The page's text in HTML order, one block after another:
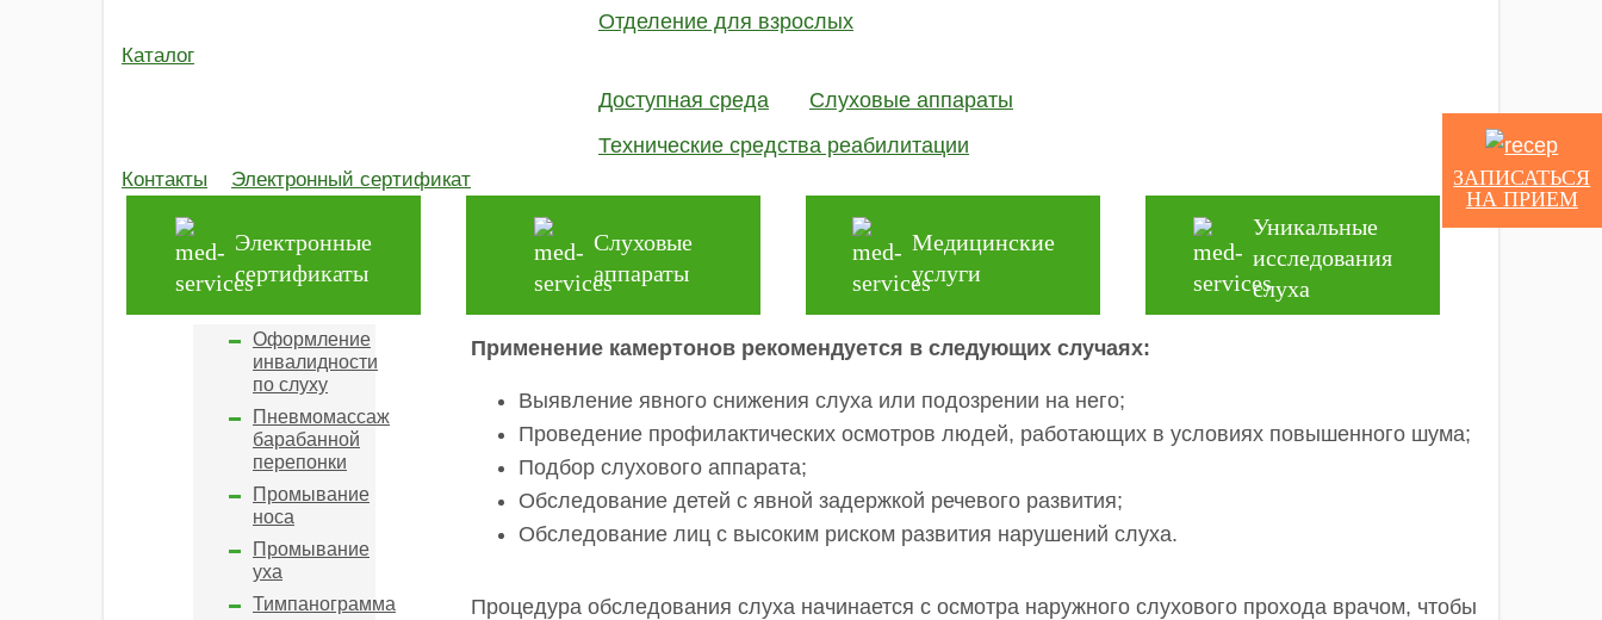
социальная
(Отоакустическая
Оформление
инвалидности
по слуху
Пневмомассаж
барабанной
перепонки
Промывание
носа
Промывание
уха
Тимпанограмма
Процедура обязательна при подборе слухового аппарата.
Запишитесь на прием по телефону+7 (8452) 23-28-30
или оставьте заявку через форму обратной связи. Наш
администратор перезвонит Вам.
Применение камертонов рекомендуется в следующих случаях:
Выявление явного снижения слуха или подозрении на него;
Проведение профилактических осмотров людей, работающих в условиях повышенного шума;
Подбор слухового аппарата;
Обследование детей с явной задержкой речевого развития;
Обследование лиц с высоким риском развития нарушений слуха.
Процедура обследования слуха начинается с осмотра наружного слухового прохода врачом, чтобы
ЗАПИСАТЬСЯ
НА ПРИЕМ
Отделение для взрослых
Каталог
Доступная среда
Слуховые аппараты
Технические средства реабилитации
Контакты Электронный сертификат
Электронные
сертификаты
Слуховые
аппараты
Медицинские
услуги
Уникальные
исследования
слуха